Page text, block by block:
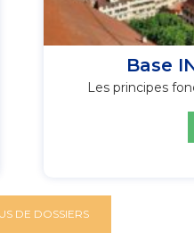
Base
Les principes
DE DOSSIERS